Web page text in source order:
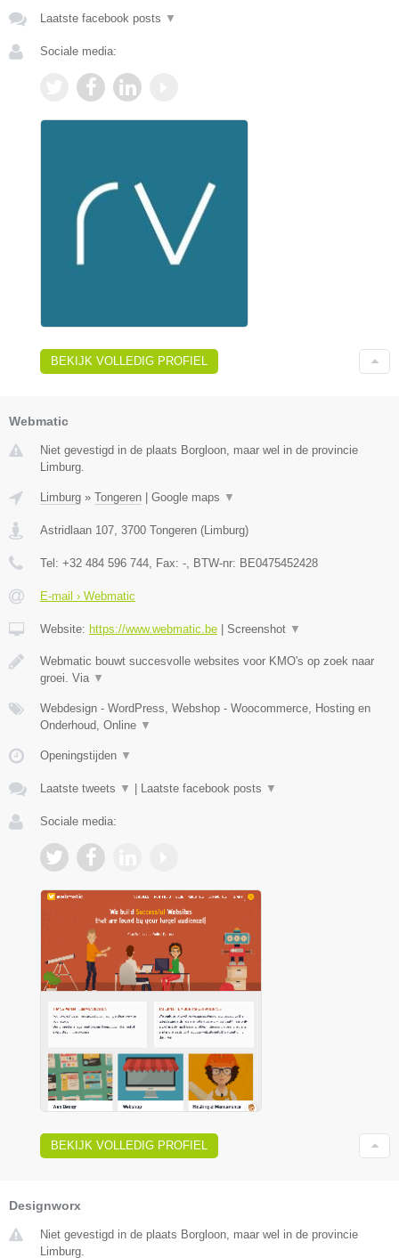
Laatste facebook posts ▼
Sociale media:
BEKIJK VOLLEDIG PROFIEL
Webmatic
Niet gevestigd in de plaats Borgloon, maar wel in de provincie
Limburg.
Limburg » Tongeren Google maps ▼
Astridlaan 107, 3700 Tongeren (Limburg)
Tel: +32 484 596 744, Fax: -, BTW-nr: BE0475452428
E-mail › Webmatic
Website: https://www.webmatic.be Screenshot ▼
Webmatic bouwt succesvolle websites voor KMO's op zoek naar
groei. Via ▼
Webdesign - WordPress, Webshop - Woocommerce, Hosting en
Onderhoud, Online ▼
Openingstijden ▼
Laatste tweets ▼ Laatste facebook posts ▼
Sociale media:
BEKIJK VOLLEDIG PROFIEL
Designworx
Niet gevestigd in de plaats Borgloon, maar wel in de provincie
Limburg.